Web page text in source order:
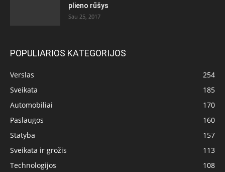
plieno rūšys
Sau 25, 2017
POPULIARIOS KATEGORIJOS
Verslas
254
Sveikata
185
Automobiliai
170
Paslaugos
160
Statyba
157
Sveikata ir grožis
113
Technologijos
108